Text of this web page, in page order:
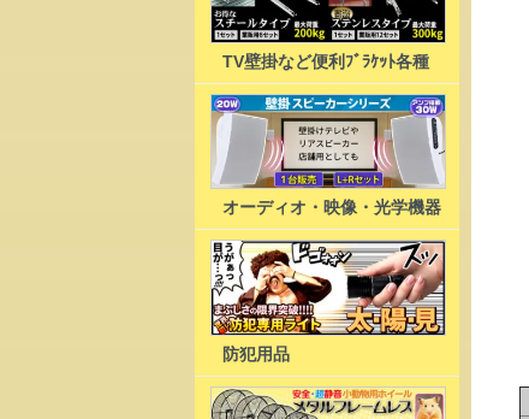
TV壁掛など便利ﾌﾞﾗｹｯﾄ各種
オーディオ・映像・光学機器
防犯用品